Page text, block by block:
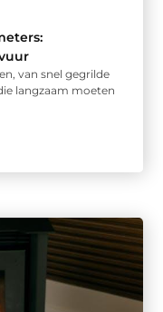
van snel gegrilde
langzaam moeten